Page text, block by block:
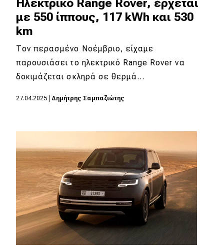
ΚΤΕΟ
Οδική βοήθεια
eDRIVE
Ηλεκτρικό Range Rover, έρχεται
με 550 ίππους, 117 kWh και 530
km
Τον περασμένο Νοέμβριο, είχαμε
παρουσιάσει το ηλεκτρικό Range Rover να
δοκιμάζεται σκληρά σε θερμά…
27.04.2025 Δημήτρης Σαμπαζιώτης